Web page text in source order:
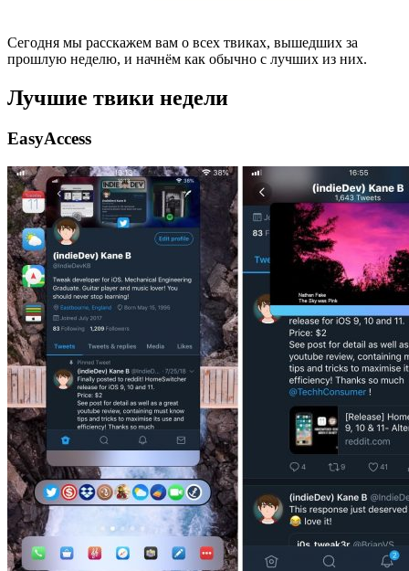
Сегодня мы расскажем вам о всех твиках, вышедших за
прошлую неделю, и начнём как обычно с лучших из них.
Лучшие твики недели
EasyAccess